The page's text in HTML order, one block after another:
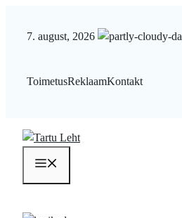
7. august, 2026
ToimetusReklaamKontakt